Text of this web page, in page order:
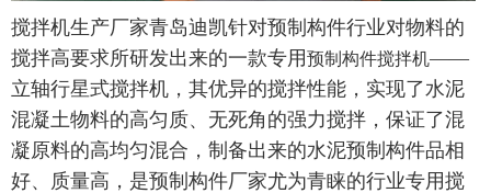
搅拌机生产厂家青岛迪凯针对预制构件行业对物料的
搅拌高要求所研发出来的一款专用预制构件搅拌机——
立轴行星式搅拌机，其优异的搅拌性能，实现了水泥
混凝土物料的高匀质、无死角的强力搅拌，保证了混
凝原料的高均匀混合，制备出来的水泥预制构件品相
好、质量高，是预制构件厂家尤为青睐的行业专用搅